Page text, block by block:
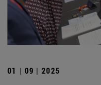
01 | 09 | 2025